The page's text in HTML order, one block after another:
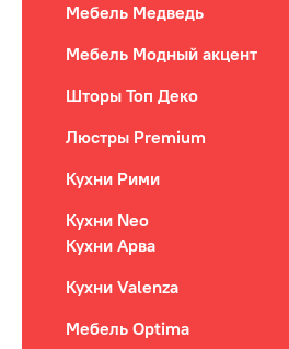
Мебель Медведь
Мебель Модный акцент
Шторы Топ Деко
Люстры Premium
Кухни Рими
Кухни Neo
Кухни Арва
Кухни Valenza
Мебель Optima